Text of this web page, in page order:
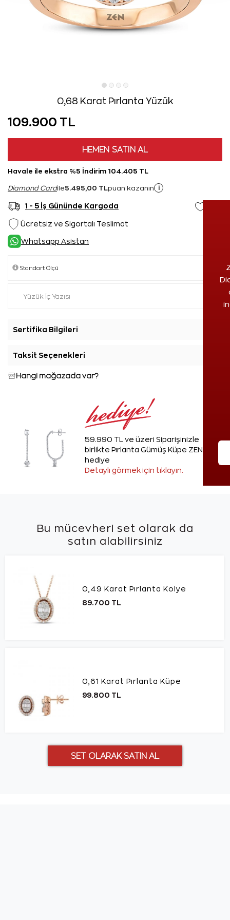
0,68 Karat Pırlanta Yüzük
109.900 TL
HEMEN SATIN AL
Havale ile ekstra %5 İndirim 104.405 TL
Diamond Cardile5.495,00 TL puan kazanın i
1 - 5 İş Gününde Kargoda
Ücretsiz ve Sigortalı Teslimat
Whatsapp Asistan
Sertifika Bilgileri
Taksit Seçenekleri
Hangi mağazada var?
59.990 TL ve üzeri Siparişinizle
birlikte Pırlanta Gümüş Küpe ZEN'den
hediye
Detaylı görmek için tıklayın.
Bu mücevheri set olarak da
satın alabilirsiniz
0,49 Karat Pırlanta Kolye
89.700 TL
0,61 Karat Pırlanta Küpe
99.800 TL